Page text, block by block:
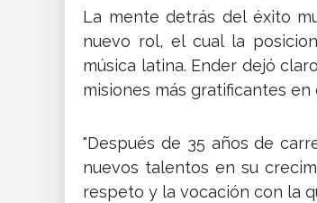
La mente detrás del éxito
nuevo rol, el cual la
música latina. Ender dejó
misiones más gratificantes en
"Después de 35 años de
nuevos talentos en su
respeto y la vocación con la